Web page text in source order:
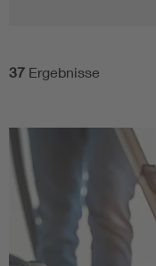
Datum
Keine Filter ausgewählt
37 Ergebnisse